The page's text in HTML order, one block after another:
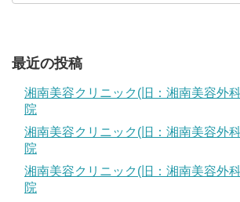
最近の投稿
湘南美容クリニック(旧：湘南美容外
院
湘南美容クリニック(旧：湘南美容外
院
湘南美容クリニック(旧：湘南美容外
院